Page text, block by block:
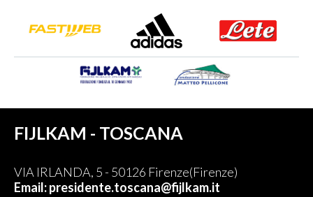
FIJLKAM - TOSCANA
VIA IRLANDA, 5 - 50126 Firenze(Firenze)
Email: presidente.toscana@fijlkam.it